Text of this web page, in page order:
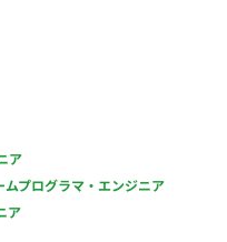
ア
ムプログラマ・エンジニア
ア